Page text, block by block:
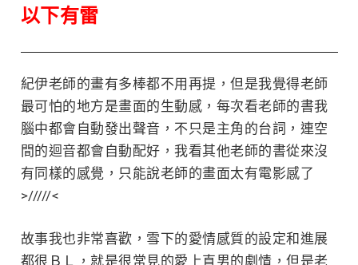
以下有雷
紀伊老師的畫有多棒都不用再提，但是我覺得老師
最可怕的地方是畫面的生動感，每次看老師的書我
腦中都會自動發出聲音，不只是主角的台詞，連空
間的迴音都會自動配好，我看其他老師的書從來沒
有同樣的感覺，只能說老師的畫面太有電影感了
>/////<
故事我也非常喜歡，雪下的愛情感質的設定和進展
都很ＢＬ，就是很常見的愛上直男的劇情，但是老